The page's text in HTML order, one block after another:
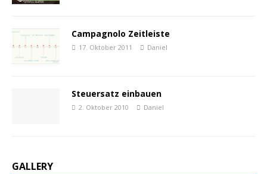
Campagnolo Zeitleiste
17. Oktober 2011 Daniel
Steuersatz einbauen
2. Oktober 2010 Daniel
GALLERY